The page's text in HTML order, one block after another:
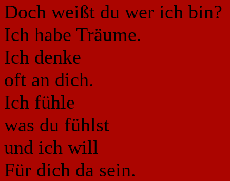
Doch weißt du wer ich bin?
Ich habe Träume.
Ich denke
oft an dich.
Ich fühle
was du fühlst
und ich will
Für dich da sein.